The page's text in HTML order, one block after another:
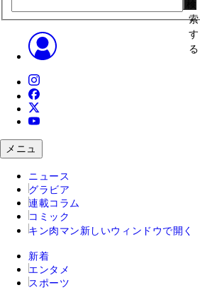
索
す
る
メニュ
ニュース
グラビア
連載コラム
コミック
キン肉マン 新しいウィンドウで開く
新着
エンタメ
スポーツ